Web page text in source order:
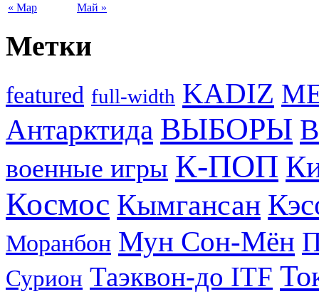
« Мар Май »
Метки
featured full-width KADIZ
Антарктида ВЫБОРЫ
военные игры К-ПОП
Космос Кымгансан
Моранбон Мун Сон-Мён
Сурион Таэквон-до ITF